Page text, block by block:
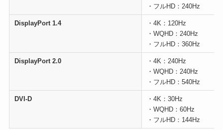
・フルHD：240Hz
DisplayPort 1.4
・4K：120Hz
・WQHD：240Hz
・フルHD：360Hz
DisplayPort 2.0
・4K：240Hz
・WQHD：240Hz
・フルHD：540Hz
DVI-D
・4K：30Hz
・WQHD：60Hz
・フルHD：144Hz